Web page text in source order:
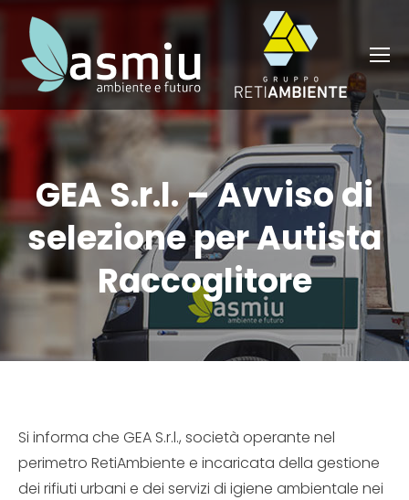
GEA S.r.l. – Avviso di
selezione per Autista
Raccoglitore
You are here:
Si informa che GEA S.r.l., società operante nel
perimetro RetiAmbiente e incaricata della gestione
dei rifiuti urbani e dei servizi di igiene ambientale nei